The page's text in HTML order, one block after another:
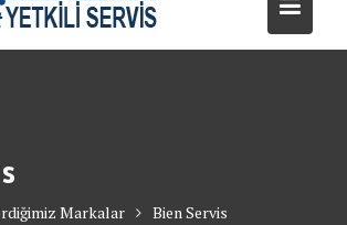
Markalar Bien Servis